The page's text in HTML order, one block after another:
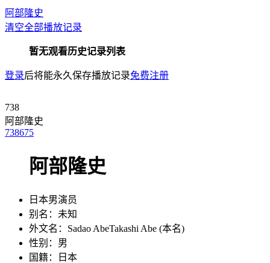
阿部隆史
清空全部播放记录
暂无观看历史记录列表
登录后将能永久保存播放记录免费注册
738
阿部隆史
738675
阿部隆史
日本男演员
别名： 未知
外文名： Sadao AbeTakashi Abe (本名)
性别： 男
国籍：
日本